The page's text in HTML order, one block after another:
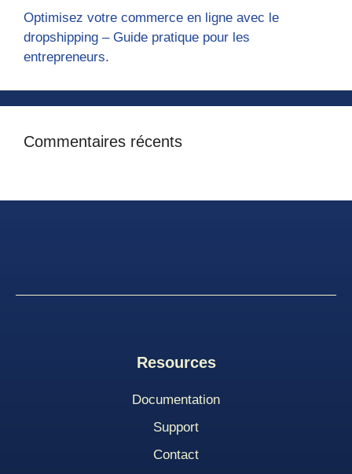
Optimisez votre commerce en ligne avec le
dropshipping – Guide pratique pour les
entrepreneurs.
Commentaires récents
Resources
Documentation
Support
Contact